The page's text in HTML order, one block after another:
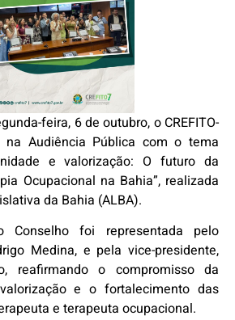
feira, 6 de outubro, o CREFITO-
Audiência Pública com o tema
e valorização: O futuro da
Ocupacional na Bahia”, realizada
da Bahia (ALBA).
Conselho foi representada pelo
Medina, e pela vice-presidente,
reafirmando o compromisso da
e o fortalecimento das
e terapeuta ocupacional.